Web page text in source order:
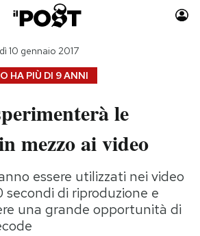
Auto
Moda
Consumismi
Storie/Idee
Ok Boomer!
Media
HA PIÙ DI 9 ANNI
10 gennaio 2017
le
mezzo ai video
essere utilizzati nei video
secondi di riproduzione e
una grande opportunità di